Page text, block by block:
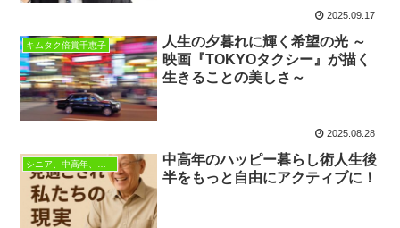
2025.09.17
キムタク倍賞千恵子
人生の夕暮れに輝く希望の光 ～
映画『TOKYOタクシー』が描く
生きることの美しさ～
2025.08.28
中高年のハッピー暮らし術人生後
半をもっと自由にアクティブに！